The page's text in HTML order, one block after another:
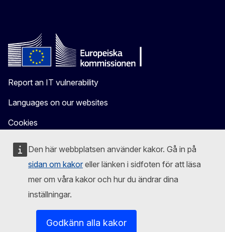
Den här webbplatsen använder kakor. Gå in på
sidan om kakor eller länken i sidfoten för att läsa
mer om våra kakor och hur du ändrar dina
inställningar.
Godkänn alla kakor
Report an IT vulnerability
Languages on our websites
Cookies
Privacy policy
Legal notice